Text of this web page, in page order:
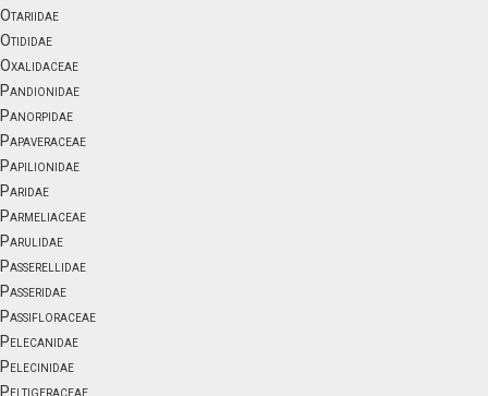
Otariidae
Otididae
Oxalidaceae
Pandionidae
Panorpidae
Papaveraceae
Papilionidae
Paridae
Parmeliaceae
Parulidae
Passerellidae
Passeridae
Passifloraceae
Pelecanidae
Pelecinidae
Peltigeraceae